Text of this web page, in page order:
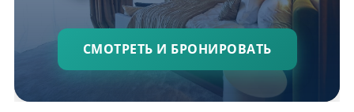
СМОТРЕТЬ И БРОНИРОВАТЬ